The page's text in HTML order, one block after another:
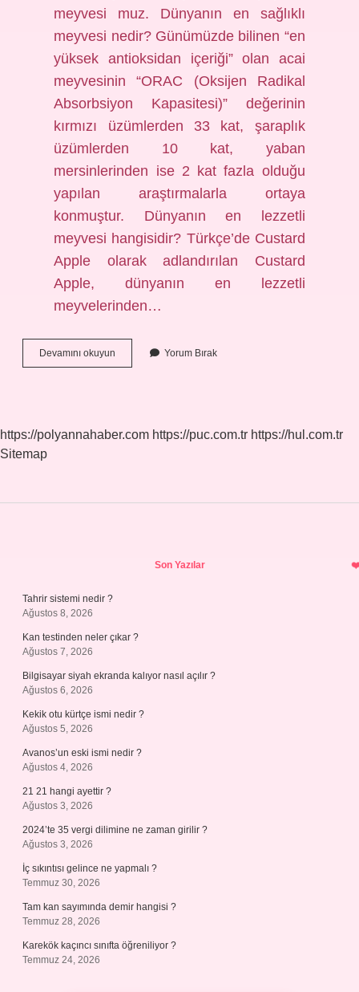
meyvesi muz. Dünyanın en sağlıklı
meyvesi nedir? Günümüzde bilinen “en
yüksek antioksidan içeriği” olan acai
meyvesinin “ORAC (Oksijen Radikal
Absorbsiyon Kapasitesi)” değerinin
kırmızı üzümlerden 33 kat, şaraplık
üzümlerden 10 kat, yaban
mersinlerinden ise 2 kat fazla olduğu
yapılan araştırmalarla ortaya
konmuştur. Dünyanın en lezzetli
meyvesi hangisidir? Türkçe’de Custard
Apple olarak adlandırılan Custard
Apple, dünyanın en lezzetli
meyvelerinden…
Devamını okuyun Dünyanın
En
Yorum Bırak
https://polyannahaber.com https://puc.com.tr https://hul.com.tr
Sitemap
Son Yazılar
Tahrir sistemi nedir ?
Ağustos 8, 2026
Kan testinden neler çıkar ?
Ağustos 7, 2026
Bilgisayar siyah ekranda kalıyor nasıl açılır ?
Ağustos 6, 2026
Kekik otu kürtçe ismi nedir ?
Ağustos 5, 2026
Avanos’un eski ismi nedir ?
Ağustos 4, 2026
21 21 hangi ayettir ?
Ağustos 3, 2026
2024’te 35 vergi dilimine ne zaman girilir ?
Ağustos 3, 2026
İç sıkıntısı gelince ne yapmalı ?
Temmuz 30, 2026
Tam kan sayımında demir hangisi ?
Temmuz 28, 2026
Karekök kaçıncı sınıfta öğreniliyor ?
Temmuz 24, 2026